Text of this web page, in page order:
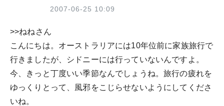
2007-06-25 10:09
>>ねねさん
こんにちは。オーストラリアには10年位前に家族旅行で
行きましたが、シドニーには行っていないんですよ。
今、きっと丁度いい季節なんでしょうね。旅行の疲れを
ゆっくりとって、風邪をこじらせないようにしてくださ
いね。